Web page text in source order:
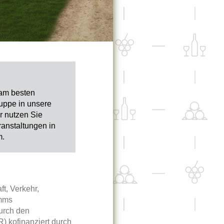
besten
in unsere
nutzen Sie
in
Verkehr,
den
kofinanziert durch